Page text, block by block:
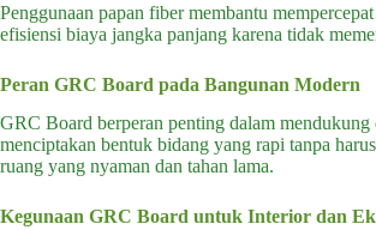
Penggunaan papan fiber membantu
efisiensi biaya jangka panjang karena tidak
Peran GRC Board pada Bangunan Modern
GRC Board berperan penting dalam
menciptakan bentuk bidang yang rapi tanpa
ruang yang nyaman dan tahan lama.
Kegunaan GRC Board untuk Interior dan